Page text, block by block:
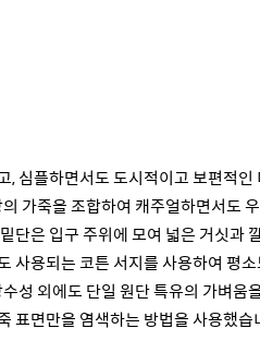
, 심플하면서도 도시적이고 보편적
가죽을 조합하여 캐주얼하면서도
단은 입구 주위에 모여 넓은 거싯과
사용되는 코튼 서지를 사용하여 평
성 외에도 단일 원단 특유의 가벼
표면만을 염색하는 방법을 사용했